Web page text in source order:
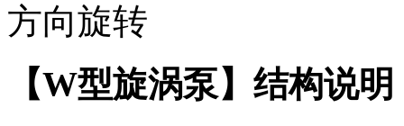
方向旋转
【W型旋涡泵】结构说明